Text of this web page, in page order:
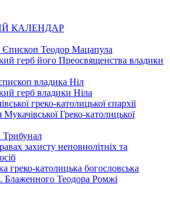
КАЛЕНДАР
Теодор Мацапула
герб його Преосвященства владики
владика Ніл
герб владики Ніла
греко-католицької єпархії
Греко-католицької
захисту неповнолітніх та
греко-католицька богословська
Блаженного Теодора Ромжі